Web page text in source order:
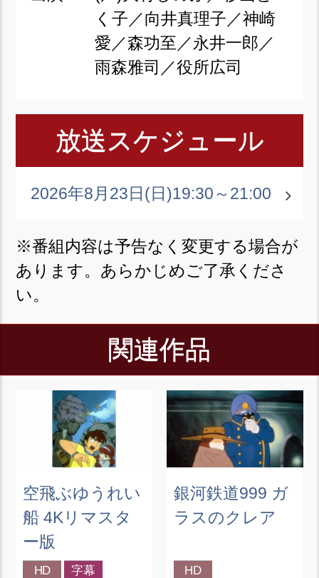
く子／向井真理子／神崎
愛／森功至／永井一郎／
雨森雅司／役所広司
放送スケジュール
2026年8月23日(日)19:30～21:00
※番組内容は予告なく変更する場合が
あります。あらかじめご了承くださ
い。
関連作品
空飛ぶゆうれい
船 4Kリマスタ
ー版
HD 字幕
銀河鉄道999 ガ
ラスのクレア
HD